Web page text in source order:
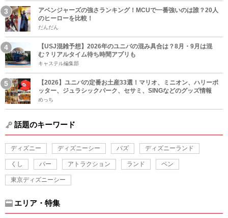
アベンジャーズの強さランキング！MCUで一番強いのは誰？20人
のヒーローを比較！
だんだん
【USJ混雑予想】2026年のユニバの混み具合は？8月・9月は混
む？リアルタイム待ち時間アプリも
キャステル編集部
【2026】ユニバの定番お土産33選！マリオ、ミニオン、ハリーポ
ッター、ジュラシックパーク、セサミ、SINGなどのグッズ情報
めっち
話題のキーワード
ディズニー ディズニーシー バズ ディズニーランド
くし バー アトラクション ランド ペン
東京ディズニーシー
エリア・特集